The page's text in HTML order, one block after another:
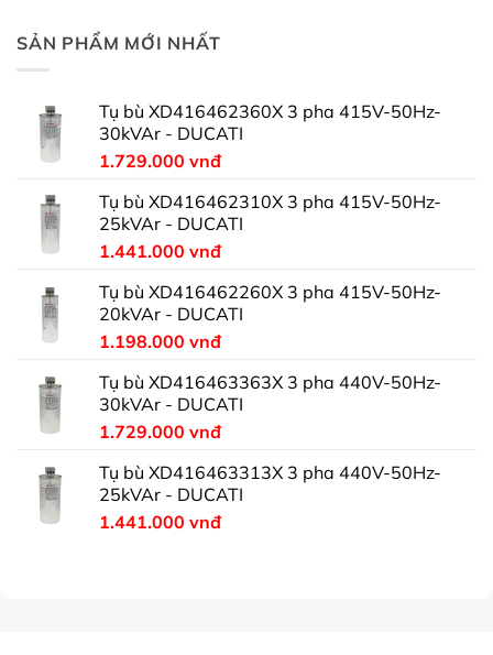
SẢN PHẨM MỚI NHẤT
Tụ bù XD416462360X 3 pha 415V-50Hz-
30kVAr - DUCATI
1.729.000 vnđ
Tụ bù XD416462310X 3 pha 415V-50Hz-
25kVAr - DUCATI
1.441.000 vnđ
Tụ bù XD416462260X 3 pha 415V-50Hz-
20kVAr - DUCATI
1.198.000 vnđ
Tụ bù XD416463363X 3 pha 440V-50Hz-
30kVAr - DUCATI
1.729.000 vnđ
Tụ bù XD416463313X 3 pha 440V-50Hz-
25kVAr - DUCATI
1.441.000 vnđ